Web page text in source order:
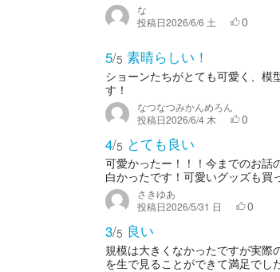
な
投稿日2026/6/6 土 0
5/5 素晴らしい！
ショーンたちがとても可愛く、模
す！
なつなつみかんめろん
投稿日2026/6/4 木 0
4/5 とても良い
可愛かったー！！！今までのお話
白かったです！可愛いグッズも買
さきゆあ
投稿日2026/5/31 日 0
3/5 良い
規模は大きくなかったですが実際
を生で見ることができて満足でした